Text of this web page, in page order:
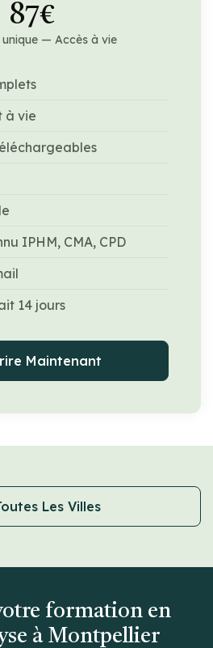
87€
unique — Accès à vie
à vie
IPHM, CMA, CPD
14 jours
Maintenant
Les Villes
formation en
à Montpellier